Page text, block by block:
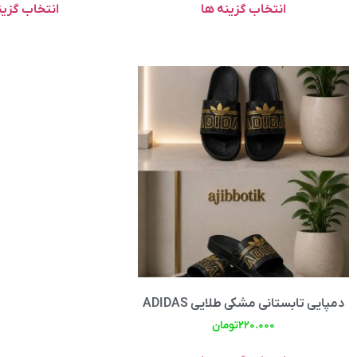
انتخاب گزینه ها انتخاب
دمپایی تابستانی مشکی طلایی ADIDAS
۲۲۰.۰۰۰تومان